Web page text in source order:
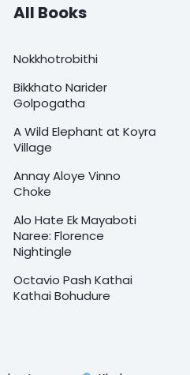
All Books
Nokkhotrobithi
Bikkhato Narider
Golpogatha
A Wild Elephant at Koyra
Village
Annay Aloye Vinno
Choke
Alo Hate Ek Mayaboti
Naree: Florence
Nightingle
Octavio Pash Kathai
Kathai Bohudure